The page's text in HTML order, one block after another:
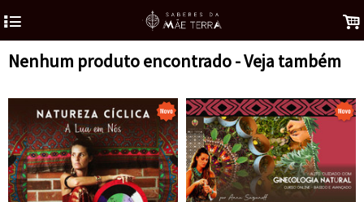
4 .
Nenhum produto encontrado - Veja também